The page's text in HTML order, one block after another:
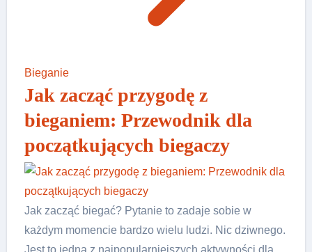
Bieganie
Jak zacząć przygodę z
bieganiem: Przewodnik dla
początkujących biegaczy
Jak zacząć biegać? Pytanie to zadaje sobie w
każdym momencie bardzo wielu ludzi. Nic dziwnego.